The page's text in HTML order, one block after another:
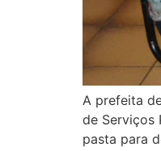
A prefeita
de Serviços
pasta para